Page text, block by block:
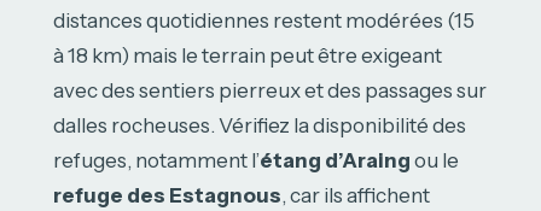
distances quotidiennes restent modérées (15
à 18 km) mais le terrain peut être exigeant
avec des sentiers pierreux et des passages sur
dalles rocheuses. Vérifiez la disponibilité des
refuges, notamment l’étang d’Araing ou le
refuge des Estagnous, car ils affichent